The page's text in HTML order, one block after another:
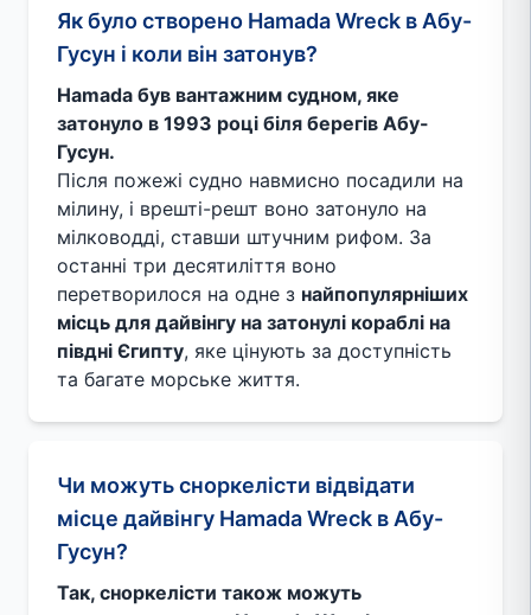
Як було створено Hamada Wreck в Абу-
Гусун і коли він затонув?
Hamada був вантажним судном, яке
затонуло в 1993 році біля берегів Абу-
Гусун.
Після пожежі судно навмисно посадили на
мілину, і врешті-решт воно затонуло на
мілководді, ставши штучним рифом. За
останні три десятиліття воно
перетворилося на одне з найпопулярніших
місць для дайвінгу на затонулі кораблі на
півдні Єгипту, яке цінують за доступність
та багате морське життя.
Чи можуть сноркелісти відвідати
місце дайвінгу Hamada Wreck в Абу-
Гусун?
Так, сноркелісти також можуть